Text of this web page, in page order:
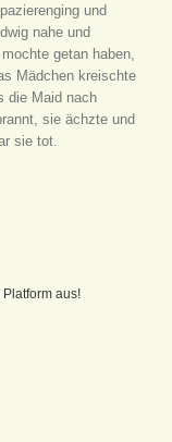
und
nahe und
getan haben,
Mädchen kreischte
die Maid nach
sie ächzte und
sie tot.
aus!